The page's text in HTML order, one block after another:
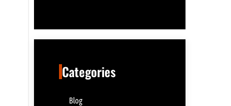
Categories
Blog